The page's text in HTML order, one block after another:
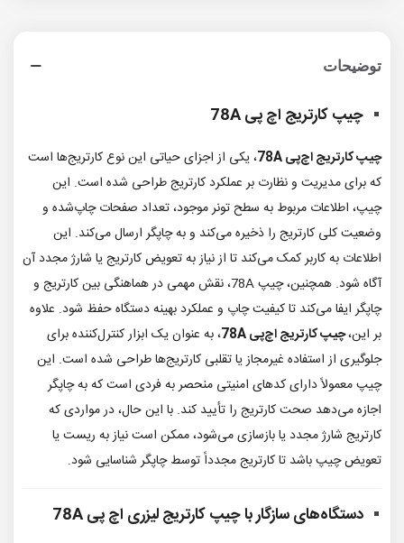
توضیحات
چیپ کارتریج اچ پی 78A
چیپ کارتریج اچ‌پی 78A
، یکی از اجزای حیاتی این نوع کارتریج‌ها است
که برای مدیریت و نظارت بر عملکرد کارتریج طراحی شده است. این
چیپ، اطلاعات مربوط به سطح تونر موجود، تعداد صفحات چاپ‌شده و
وضعیت کلی کارتریج را ذخیره می‌کند و به چاپگر ارسال می‌کند. این
اطلاعات به کاربر کمک می‌کند تا از نیاز به تعویض کارتریج یا شارژ مجدد آن
آگاه شود. همچنین، چیپ 78A، نقش مهمی در هماهنگی بین کارتریج و
چاپگر ایفا می‌کند تا کیفیت چاپ و عملکرد بهینه دستگاه حفظ شود. علاوه
بر این،چیپ کارتریج اچ‌پی 78A
، به عنوان یک ابزار کنترل‌کننده برای
جلوگیری از استفاده غیرمجاز یا تقلبی کارتریج‌ها طراحی شده است. این
چیپ معمولاً دارای کدهای امنیتی منحصر به فردی است که به چاپگر
اجازه می‌دهد صحت کارتریج را تأیید کند. با این حال، در مواردی که
کارتریج شارژ مجدد یا بازسازی می‌شود، ممکن است نیاز به ریست یا
تعویض چیپ باشد تا کارتریج مجدداً توسط چاپگر شناسایی شود.
دستگاه‌های سازگار باچیپ کارتریج لیزری اچ پی 78A